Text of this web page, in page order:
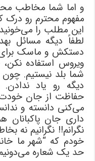
و اما شما مخاطب
مفهوم محترم رو درک
این مطلب را
لطفاً دیگه مسائل
دستکش و ماسک برای
ویروس استفاده
شما بلد نیستیم.
دیگه رو یاد
حفاظت از جان خودت
می‌کنی دانسته و
داری جان پاکبانان
نگرانم!! نگرانیم نه
خودم که “شهر ما
حد یک شعاره